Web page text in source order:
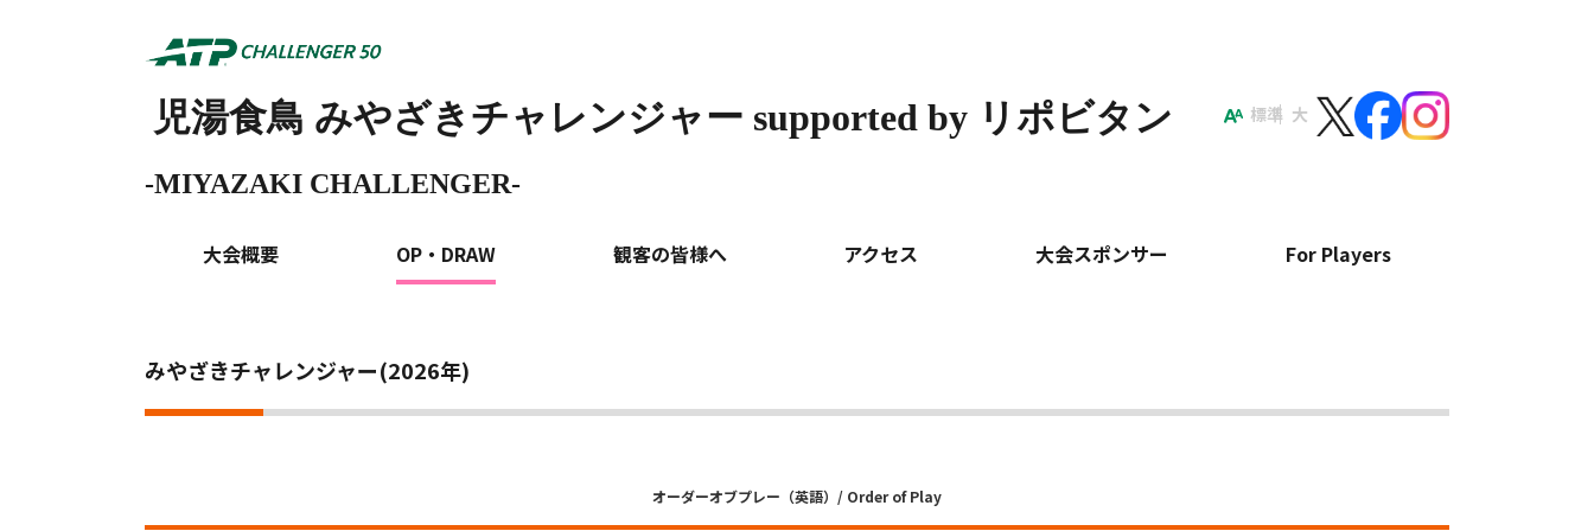
児湯食鳥 みやざきチャレンジャー supported by リポビタン
-MIYAZAKI CHALLENGER-
標準 大
大会概要 OP・DRAW 観客の皆様へ アクセス 大会スポンサー For Players
OP・DRAW
ホーム 児湯食鳥みやざきチャレンジャーsupported by リポビタン
みやざきチャレンジャー(2026年)
オーダーオブプレー（英語）/ Order of Play